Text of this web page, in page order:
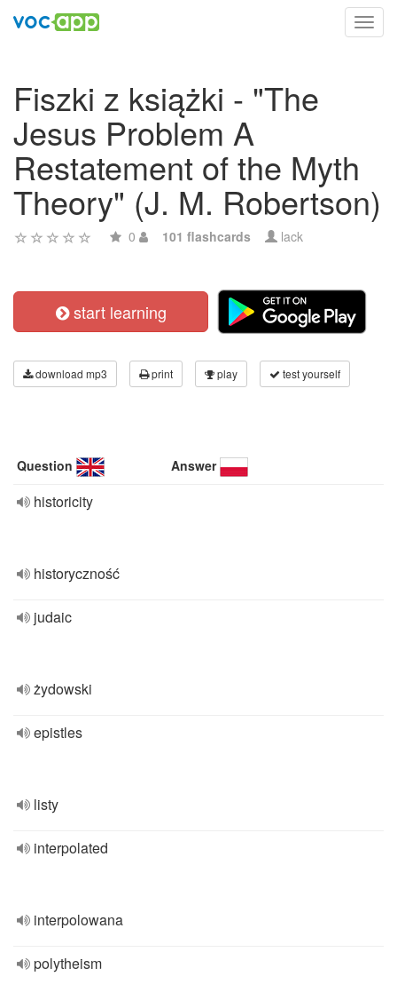
Fiszki z książki - "The
Jesus Problem A
Restatement of the Myth
Theory" (J. M. Robertson)
0 101 flashcards lack
start learning
download mp3 print play test yourself
Question Answer
historicity
historyczność
judaic
żydowski
epistles
listy
interpolated
interpolowana
polytheism